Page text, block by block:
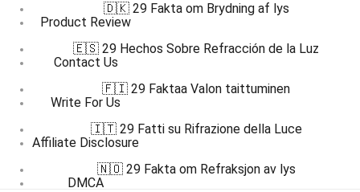
Product Review
Contact Us
Write For Us
Affiliate Disclosure
DMCA
🇩🇰 29 Fakta om Brydning af lys
🇪🇸 29 Hechos Sobre Refracción de la Luz
🇫🇮 29 Faktaa Valon taittuminen
🇮🇹 29 Fatti su Rifrazione della Luce
🇳🇴 29 Fakta om Refraksjon av lys